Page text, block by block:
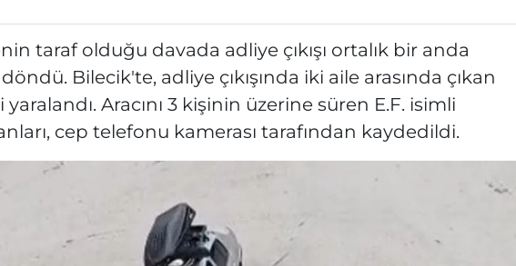
taraf olduğu davada adliye çıkışı ortalık bir anda
Bilecik'te, adliye çıkışında iki aile arasında çıkan
Aracını 3 kişinin üzerine süren E.F. isimli
cep telefonu kamerası tarafından kaydedildi.